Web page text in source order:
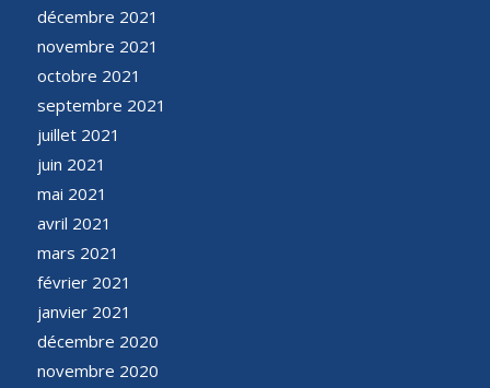
décembre 2021
novembre 2021
octobre 2021
septembre 2021
juillet 2021
juin 2021
mai 2021
avril 2021
mars 2021
février 2021
janvier 2021
décembre 2020
novembre 2020